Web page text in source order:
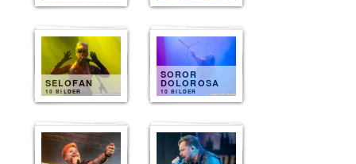
SELOFAN
10 BILDER
SOROR
DOLOROSA
10 BILDER